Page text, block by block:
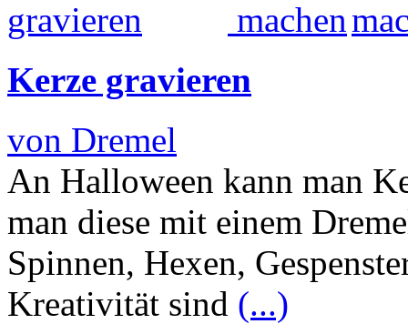
Kerze gravieren
von Dremel
An Halloween kann man
man diese mit einem
Spinnen, Hexen,
Kreativität sind (...)